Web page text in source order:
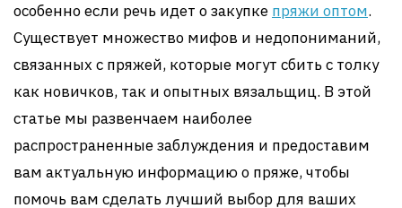
особенно если речь идет о закупке пряжи оптом.
Существует множество мифов и недопониманий,
связанных с пряжей, которые могут сбить с толку
как новичков, так и опытных вязальщиц. В этой
статье мы развенчаем наиболее
распространенные заблуждения и предоставим
вам актуальную информацию о пряже, чтобы
помочь вам сделать лучший выбор для ваших